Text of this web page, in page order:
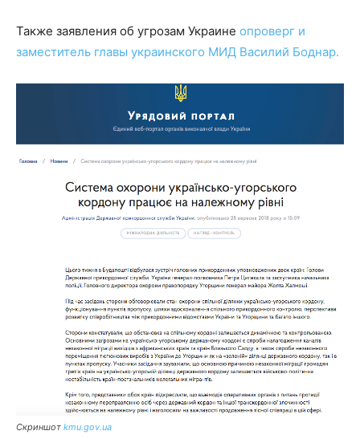
Также заявления об угрозам Украине опроверг и
заместитель главы украинского МИД Василий Боднар.
Скриншот kmu.gov.ua